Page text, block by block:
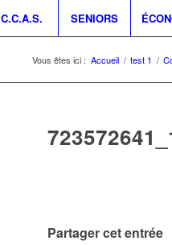
C.C.A.S. SENIORS
Vous êtes ici : Accueil / test 1 /
Partager cet entrée